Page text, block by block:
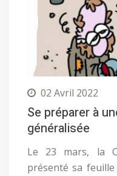
02 Avril 2022
Se préparer à
généralisée
Le 23 mars, la
présenté sa